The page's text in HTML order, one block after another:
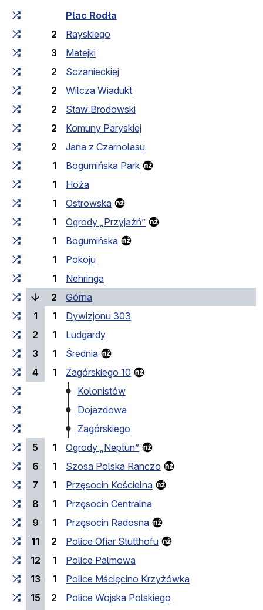
Czas przejazdu narastająco
Plac Rodła
2
Rayskiego
3
Matejki
2
Sczanieckiej
2
Wilcza Wiadukt
2
Staw Brodowski
2
Komuny Paryskiej
2
Jana z Czarnolasu
1
Bogumińska Park
1
Hoża
1
Ostrowska
1
Ogrody „Przyjaźń”
1
Bogumińska
1
Pokoju
1
Nehringa
2
Górna
1
1
Dywizjonu 303
2
1
Ludgardy
3
1
Średnia
4
1
Zagórskiego 10
Kolonistów
Dojazdowa
Zagórskiego
5
1
Ogrody „Neptun”
6
1
Szosa Polska Ranczo
7
1
Przęsocin Kościelna
8
1
Przęsocin Centralna
9
1
Przęsocin Radosna
11
2
Police Ofiar Stutthofu
12
1
Police Palmowa
13
1
Police Mścięcino Krzyżówka
15
2
Police Wojska Polskiego